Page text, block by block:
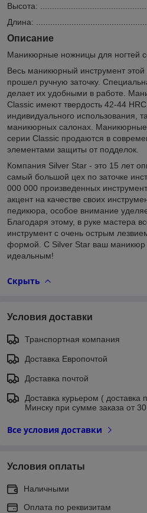
Высота:
Длина:
Описание
Маникюрные ножницы для ногтей
Весь маникюрный инструмент этой
прошел ручную заточку.
делает их удобными в работе.
Classic имеют твердость 42-44
индивидуального использования,
маникюрных салонах.
серии Classic продаются в
элементами защиты от подделок.
Компания Silver Star - это 15 лет
самый большой цех по заточке
000 000 произведенных
акцент на качестве своих
педикюра, особое внимание
Благодаря этому, в руке мастера
инструмент с очень острым
формой. С Silver Star ваш маникюр
идеальным!
Скрыть
Условия доставки
Транспортная компания
Доставка Европочтой
Доставка почтой
Доставка курьером ( доставка
Минску при сумме заказа от
Все условия доставки
Условия оплаты
Наличными
Оплата по реквизитам